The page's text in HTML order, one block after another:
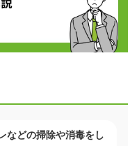
などの掃除や消毒をし